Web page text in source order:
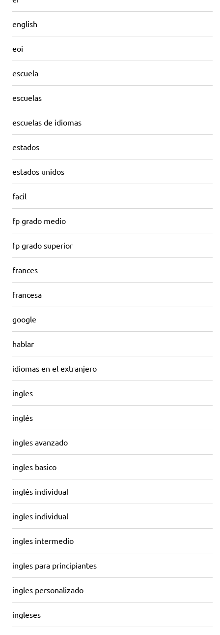
english
eoi
escuela
escuelas
escuelas de idiomas
estados
estados unidos
facil
fp grado medio
fp grado superior
frances
francesa
google
hablar
idiomas en el extranjero
ingles
inglés
ingles avanzado
ingles basico
inglés individual
ingles individual
ingles intermedio
ingles para principiantes
ingles personalizado
ingleses